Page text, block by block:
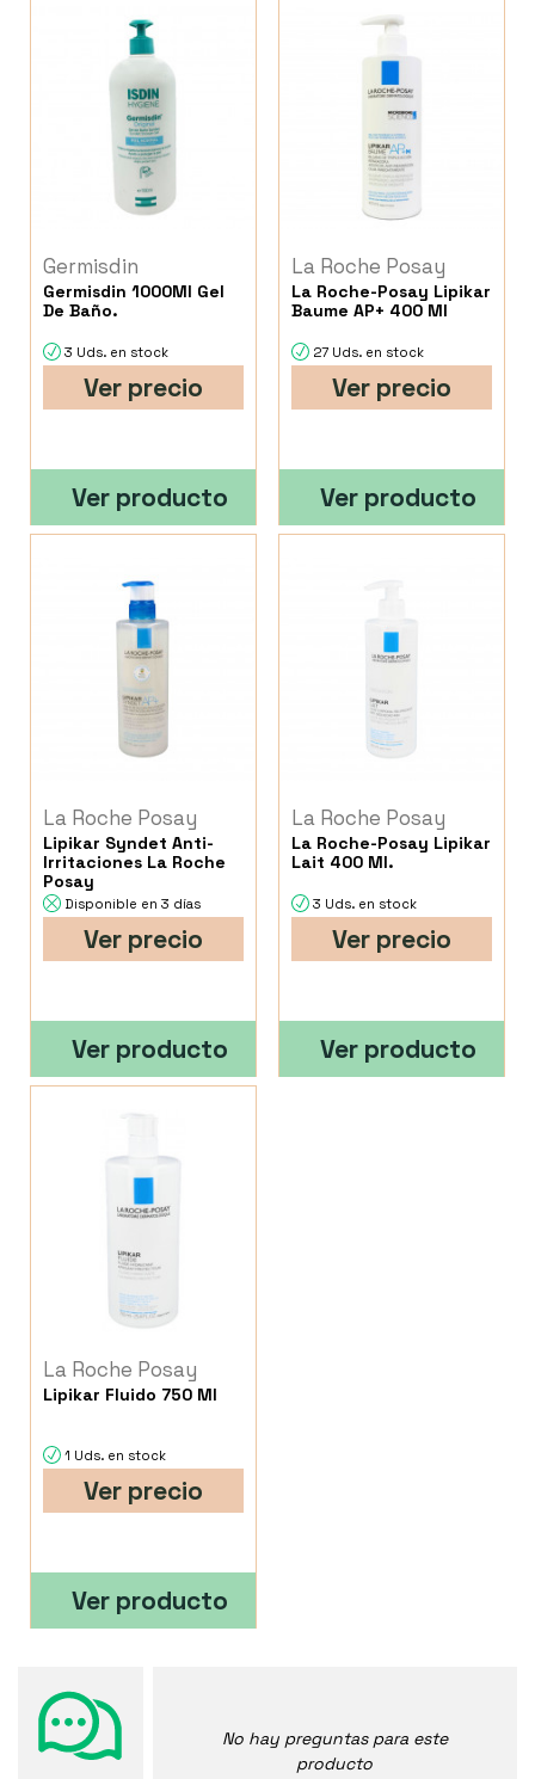
Germisdin
Germisdin 1000Ml Gel
De Baño.
3 Uds. en stock
Ver precio
Ver producto
La Roche Posay
La Roche-Posay Lipikar
Baume AP+ 400 Ml
27 Uds. en stock
Ver precio
Ver producto
La Roche Posay
Lipikar Syndet Anti-
Irritaciones La Roche
Posay
Disponible en 3 días
Ver precio
Ver producto
La Roche Posay
La Roche-Posay Lipikar
Lait 400 Ml.
3 Uds. en stock
Ver precio
Ver producto
La Roche Posay
Lipikar Fluido 750 Ml
1 Uds. en stock
Ver precio
Ver producto
No hay preguntas para este
producto